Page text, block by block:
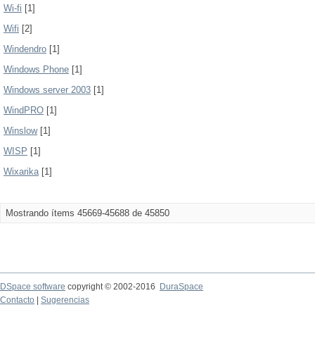
Wi-fi [1]
Wifi [2]
Windendro [1]
Windows Phone [1]
Windows server 2003 [1]
WindPRO [1]
Winslow[1]
WISP [1]
Wixarika[1]
Mostrando ítems 45669-45688 de 45850
DSpace software copyright © 2002-2016
DuraSpace
Contacto
Sugerencias